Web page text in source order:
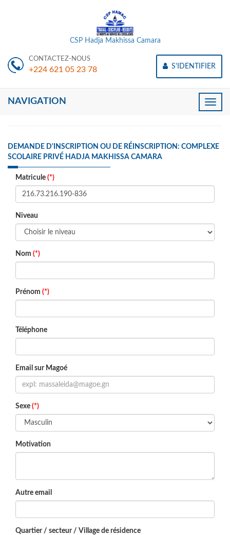
CSP Hadja Makhissa Camara
CONTACTEZ-NOUS
+224 621 05 23 78 S'IDENTIFIER
Toggle
NAVIGATION
DEMANDE D'INSCRIPTION OU DE RÉINSCRIPTION: COMPLEXE
SCOLAIRE PRIVÉ HADJA MAKHISSA CAMARA
Matricule (*)
Niveau
Nom (*)
Prénom (*)
Téléphone
Email sur Magoé
Sexe (*)
Motivation
Autre email
Quartier / secteur / Village de résidence